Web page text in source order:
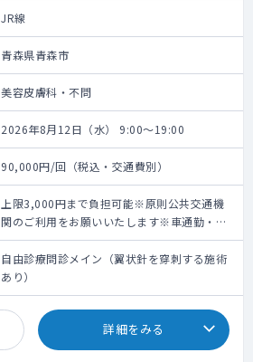
JR線
青森県青森市
美容皮膚科・不問
2026年8月12日（水） 9:00～19:00
90,000円/回（税込・交通費別）
上限3,000円まで負担可能※原則公共交通機
関のご利用をお願いいたします※車通勤・タ
クシー利用要相談
自由診療問診メイン（翼状針を穿刺する施術
あり）
詳細をみる